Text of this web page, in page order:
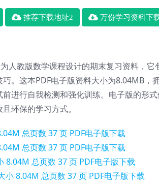
推荐下载地址2 万份学习资料下
人教版数学课程设计的期末复习资料，它
。这本PDF电子版资料大小为8.04MB，
进行自我检测和强化训练。电子版的形
环保的学习方式。